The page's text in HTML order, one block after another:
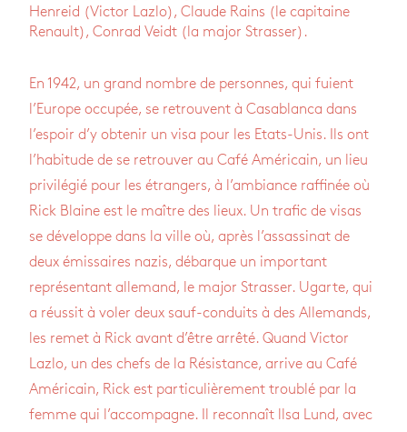
Henreid (Victor Lazlo), Claude Rains (le capitaine
Renault), Conrad Veidt (la major Strasser).
En 1942, un grand nombre de personnes, qui fuient
l’Europe occupée, se retrouvent à Casablanca dans
l’espoir d’y obtenir un visa pour les Etats-Unis. Ils ont
l’habitude de se retrouver au Café Américain, un lieu
privilégié pour les étrangers, à l’ambiance raffinée où
Rick Blaine est le maître des lieux. Un trafic de visas
se développe dans la ville où, après l’assassinat de
deux émissaires nazis, débarque un important
représentant allemand, le major Strasser. Ugarte, qui
a réussit à voler deux sauf-conduits à des Allemands,
les remet à Rick avant d’être arrêté. Quand Victor
Lazlo, un des chefs de la Résistance, arrive au Café
Américain, Rick est particulièrement troublé par la
femme qui l’accompagne. Il reconnaît llsa Lund, avec